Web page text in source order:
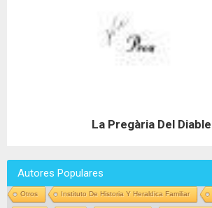
La Pregària Del Diable
Autores Populares
Otros Instituto De Historia Y Heraldica Familiar